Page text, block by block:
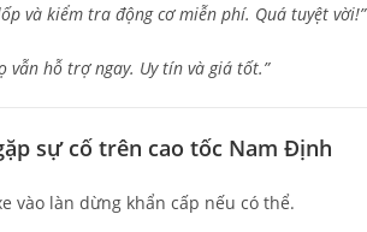
và kiểm tra động cơ miễn phí. Quá tuyệt vời!”
vẫn hỗ trợ ngay. Uy tín và giá tốt.”
sự cố trên cao tốc Nam Định
vào làn dừng khẩn cấp nếu có thể.